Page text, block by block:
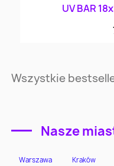
UV BAR
Wszystkie
Nasze